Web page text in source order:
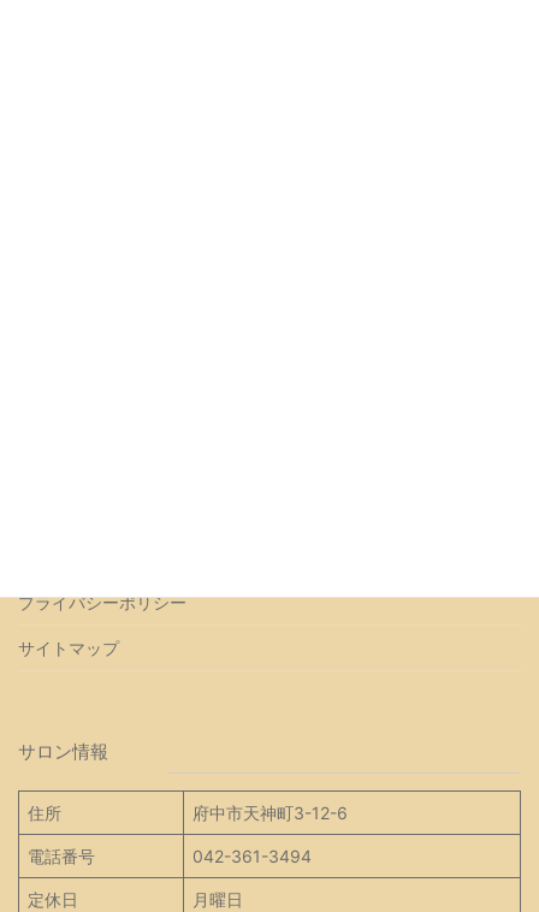
プライバシーポリシー
サイトマップ
サロン情報
住所 府中市天神町3-12-6
電話番号 042-361-3494
定休日 月曜日